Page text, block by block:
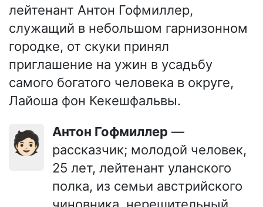
лейтенант Антон Гофмиллер,
служащий в небольшом гарнизонном
городке, от скуки принял
приглашение на ужин в усадьбу
самого богатого человека в округе,
Лайоша фон Кекешфальвы.
🧑🏻 Антон Гофмиллер —
рассказчик; молодой человек,
25 лет, лейтенант уланского
полка, из семьи австрийского
чиновника, нерешительный,